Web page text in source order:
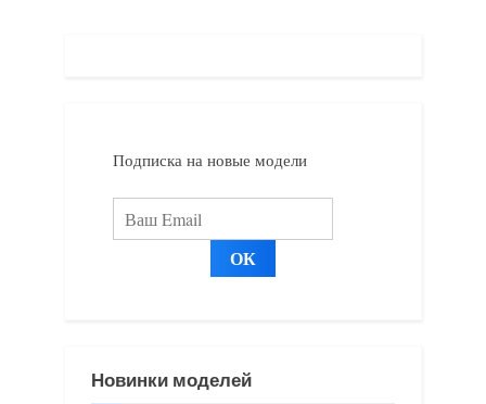
п
и
Подписка на новые модели
Новинки моделей